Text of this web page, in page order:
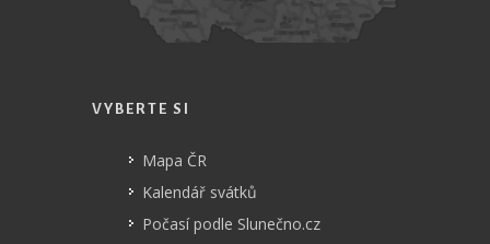
VYBERTE SI
Mapa ČR
Kalendář svátků
Počasí podle Slunečno.cz